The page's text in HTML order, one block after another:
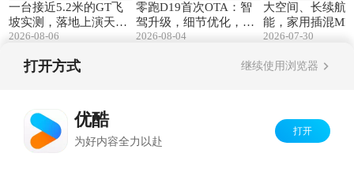
一台接近5.2米的GT飞
坡实测，落地上演天花
板级表现
2026-08-06
零跑D19首次OTA：智
驾升级，细节优化，升
级竟然如此之大？
2026-08-04
大空间、长续航
能，家用插混
答案
2026-07-30
打开方式 继续使用浏览器
优酷
为好内容全力以赴
打开